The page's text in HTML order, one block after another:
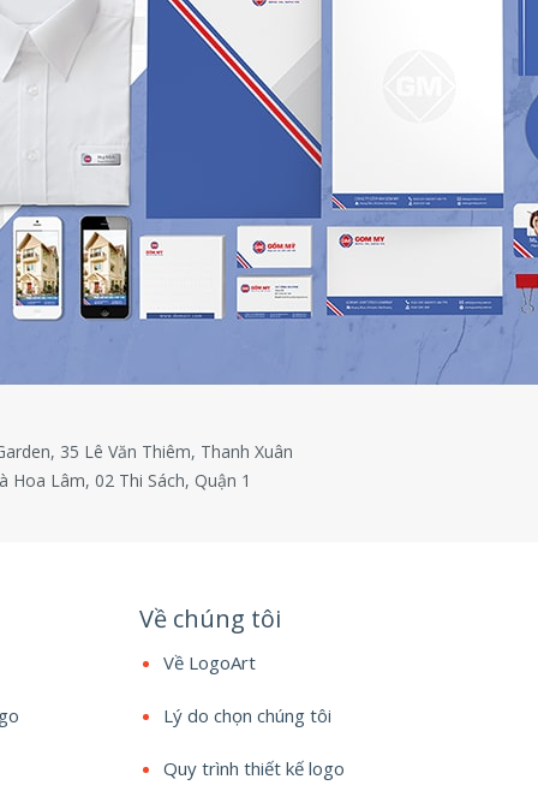
35 Lê Văn Thiêm, Thanh Xuân
Hoa Lâm, 02 Thi Sách, Quận 1
Về chúng tôi
Về LogoArt
Lý do chọn chúng tôi
Quy trình thiết kế logo